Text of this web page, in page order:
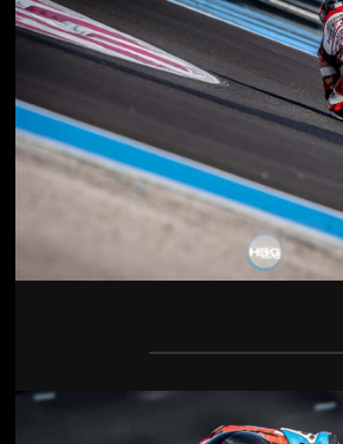
Jön még kép!